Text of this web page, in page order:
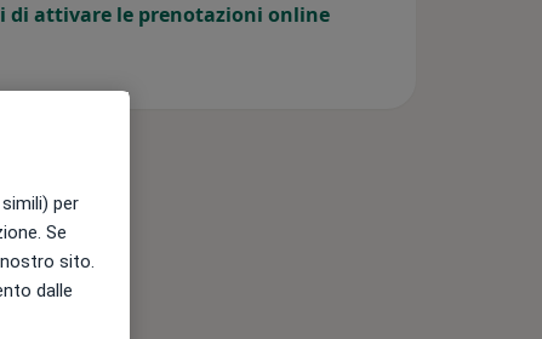
di attivare le prenotazioni online
per
Se
sito.
dalle